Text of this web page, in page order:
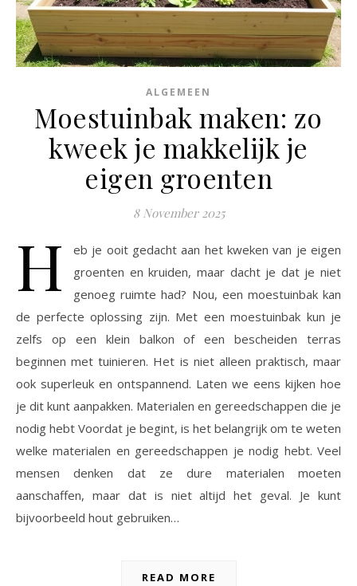
ALGEMEEN
Moestuinbak maken: zo
kweek je makkelijk je
eigen groenten
8 November 2025
H
eb je ooit gedacht aan het kweken van je eigen
groenten en kruiden, maar dacht je dat je niet
genoeg ruimte had? Nou, een moestuinbak kan
de perfecte oplossing zijn. Met een moestuinbak kun je
zelfs op een klein balkon of een bescheiden terras
beginnen met tuinieren. Het is niet alleen praktisch, maar
ook superleuk en ontspannend. Laten we eens kijken hoe
je dit kunt aanpakken. Materialen en gereedschappen die je
nodig hebt Voordat je begint, is het belangrijk om te weten
welke materialen en gereedschappen je nodig hebt. Veel
mensen denken dat ze dure materialen moeten
aanschaffen, maar dat is niet altijd het geval. Je kunt
bijvoorbeeld hout gebruiken…
READ MORE